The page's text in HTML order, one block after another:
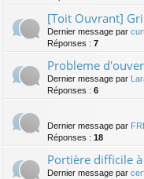
[Toit Ouvrant]
Dernier message par
Réponses : 7
Probleme
Dernier message par
Réponses : 6
Dernier message par
Réponses : 18
Portière difficile
Dernier message par